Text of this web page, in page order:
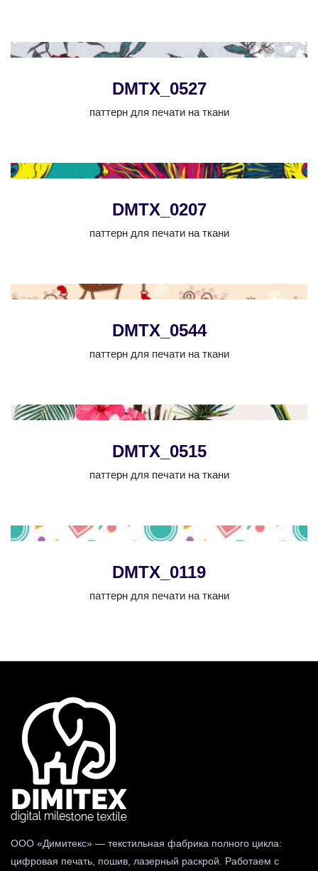
DMTX_0527
паттерн для печати на ткани
DMTX_0207
паттерн для печати на ткани
DMTX_0544
паттерн для печати на ткани
DMTX_0515
паттерн для печати на ткани
DMTX_0119
паттерн для печати на ткани
ООО «Димитекс» — текстильная фабрика полного цикла:
цифровая печать, пошив, лазерный раскрой. Работаем с